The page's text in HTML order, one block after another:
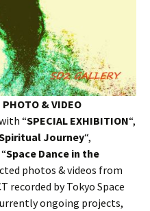
PHOTO & VIDEO
“SPECIAL EXHIBITION“,
Journey“,
Space Dance in the
photos & videos from
recorded by Tokyo Space
ongoing projects,